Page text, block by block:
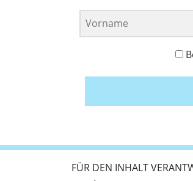
FÜR DEN INHALT